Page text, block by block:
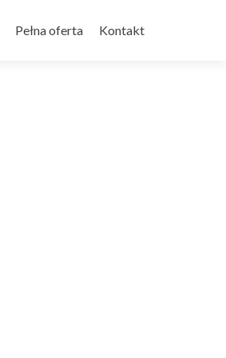
Pełna oferta Kontakt